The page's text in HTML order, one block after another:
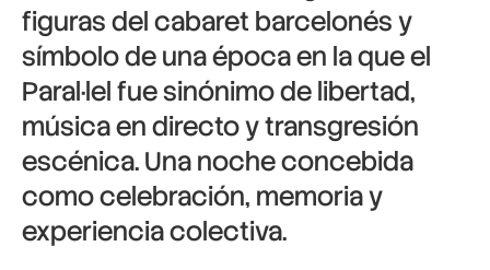
figuras del cabaret barcelonés y
símbolo de una época en la que el
Paral·lel fue sinónimo de libertad,
música en directo y transgresión
escénica. Una noche concebida
como celebración, memoria y
experiencia colectiva.